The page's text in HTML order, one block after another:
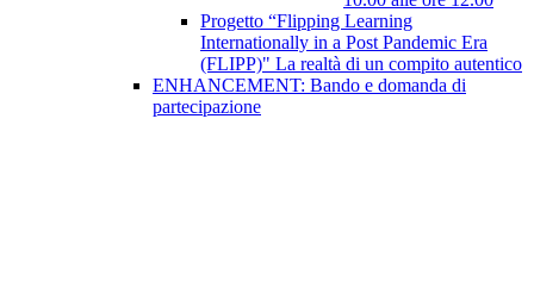
Progetto “Flipping Learning
Internationally in a Post Pandemic Era
(FLIPP)" La realtà di un compito autentico
ENHANCEMENT: Bando e domanda di
partecipazione